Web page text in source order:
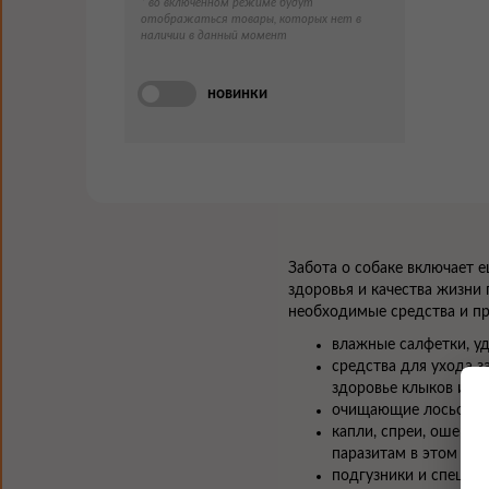
* во включенном режиме будут
отображаться товары, которых нет в
наличии в данный момент
новинки
Забота о собаке включает
здоровья и качества
необходимые средства и
влажные салфетки,
средства для ухода
здоровье клыков и
очищающие лосьоны
капли, спреи,
паразитам в этом
подгузники и